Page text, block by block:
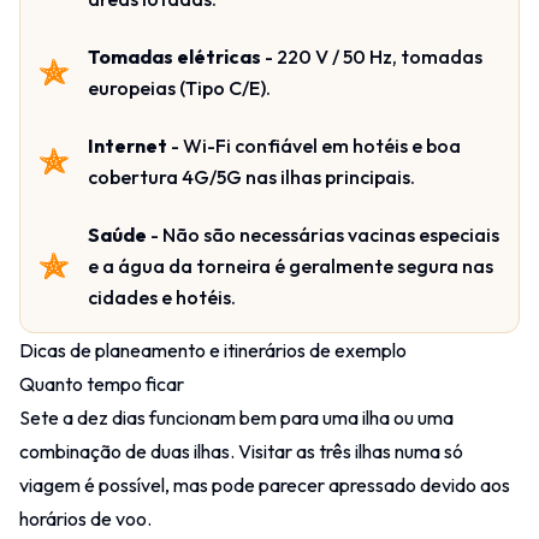
Tomadas elétricas - 220 V / 50 Hz, tomadas
europeias (Tipo C/E).
Internet - Wi-Fi confiável em hotéis e boa
cobertura 4G/5G nas ilhas principais.
Saúde - Não são necessárias vacinas especiais
e a água da torneira é geralmente segura nas
cidades e hotéis.
Dicas de planeamento e itinerários de exemplo
Quanto tempo ficar
Sete a dez dias funcionam bem para uma ilha ou uma
combinação de duas ilhas. Visitar as três ilhas numa só
viagem é possível, mas pode parecer apressado devido aos
horários de voo.